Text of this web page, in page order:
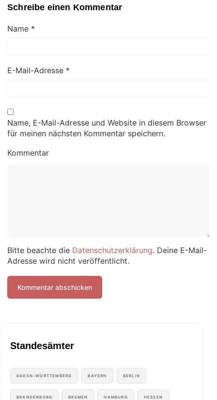
Schreibe einen Kommentar
Name *
E-Mail-Adresse *
Name, E-Mail-Adresse und Website in diesem Browser
für meinen nächsten Kommentar speichern.
Kommentar
Bitte beachte die Datenschutzerklärung. Deine E-Mail-
Adresse wird nicht veröffentlicht.
Standesämter
BADEN-WÜRTTEMBERG BAYERN BERLIN
BRANDENBURG BREMEN HAMBURG HESSEN